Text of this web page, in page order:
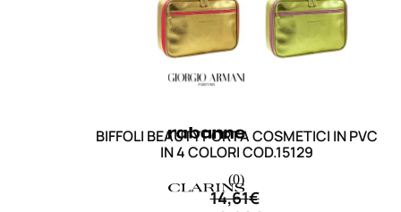
BIFFOLI BEAUTY PORTA COSMETICI IN PVC
IN 4 COLORI COD.15129
(0)
14,61€